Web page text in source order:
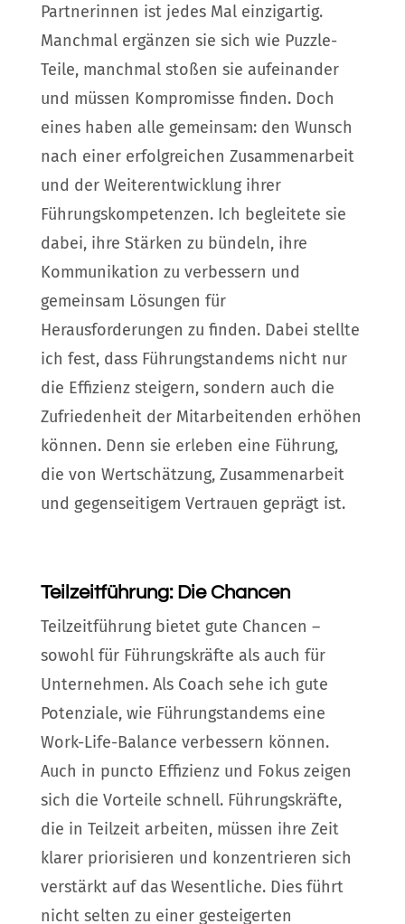
Partnerinnen ist jedes Mal einzigartig.
Manchmal ergänzen sie sich wie Puzzle-
Teile, manchmal stoßen sie aufeinander
und müssen Kompromisse finden. Doch
eines haben alle gemeinsam: den Wunsch
nach einer erfolgreichen Zusammenarbeit
und der Weiterentwicklung ihrer
Führungskompetenzen. Ich begleitete sie
dabei, ihre Stärken zu bündeln, ihre
Kommunikation zu verbessern und
gemeinsam Lösungen für
Herausforderungen zu finden. Dabei stellte
ich fest, dass Führungstandems nicht nur
die Effizienz steigern, sondern auch die
Zufriedenheit der Mitarbeitenden erhöhen
können. Denn sie erleben eine Führung,
die von Wertschätzung, Zusammenarbeit
und gegenseitigem Vertrauen geprägt ist.
Teilzeitführung: Die Chancen
Teilzeitführung bietet gute Chancen –
sowohl für Führungskräfte als auch für
Unternehmen. Als Coach sehe ich gute
Potenziale, wie Führungstandems eine
Work-Life-Balance verbessern können.
Auch in puncto Effizienz und Fokus zeigen
sich die Vorteile schnell. Führungskräfte,
die in Teilzeit arbeiten, müssen ihre Zeit
klarer priorisieren und konzentrieren sich
verstärkt auf das Wesentliche. Dies führt
nicht selten zu einer gesteigerten